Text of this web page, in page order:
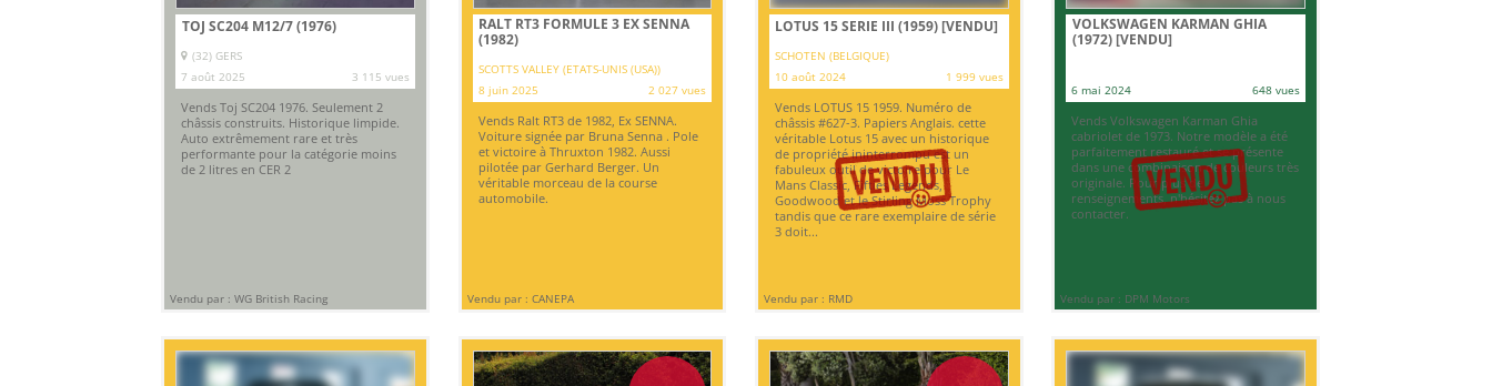
TOJ SC204 M12/7 (1976)
(32) GERS
7 août 2025
3 115 vues
Vends Toj SC204 1976. Seulement 2
châssis construits. Historique limpide.
Auto extrêmement rare et très
performante pour la catégorie moins
de 2 litres en CER 2
Vendu par : WG British Racing
RALT RT3 FORMULE 3 EX SENNA
(1982)
SCOTTS VALLEY (ETATS-UNIS (USA))
8 juin 2025
2 027 vues
Vends Ralt RT3 de 1982, Ex SENNA.
Voiture signée par Bruna Senna . Pole
et victoire à Thruxton 1982. Aussi
pilotée par Gerhard Berger. Un
véritable morceau de la course
automobile.
Vendu par : CANEPA
LOTUS 15 SERIE III (1959)[VENDU]
SCHOTEN (BELGIQUE)
10 août 2024
1 999 vues
Vends LOTUS 15 1959. Numéro de
châssis #627-3. Papiers Anglais. cette
véritable Lotus 15 avec un historique
de propriété ininterrompu est un
fabuleux outil de victoire pour Le
Mans Classic, Fifties Legends,
Goodwood et le Stirling Moss Trophy
tandis que ce rare exemplaire de série
3 doit...
Vendu par : RMD
VOLKSWAGEN KARMAN GHIA
(1972)[VENDU]
6 mai 2024 648 vues
Vends Volkswagen Karman Ghia
cabriolet de 1973. Notre modèle a été
parfaitement restauré et se présente
dans une combinaison de couleurs très
originale. Pour plus de
renseignements, n'hésitez pas à nous
contacter.
Vendu par : DPM Motors